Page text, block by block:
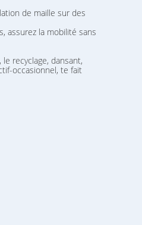
de maille sur des
assurez la mobilité sans
recyclage, dansant,
occasionnel, te fait